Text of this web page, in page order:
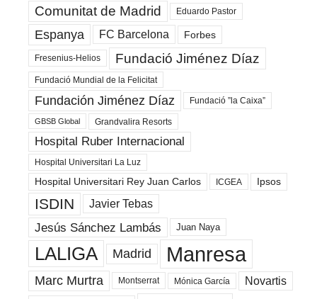
Comunitat de Madrid Eduardo Pastor
Espanya FC Barcelona Forbes
Fresenius-Helios Fundació Jiménez Díaz
Fundació Mundial de la Felicitat
Fundación Jiménez Díaz Fundació ”la Caixa”
GBSB Global Grandvalira Resorts
Hospital Ruber Internacional
Hospital Universitari La Luz
Hospital Universitari Rey Juan Carlos ICGEA Ipsos
ISDIN Javier Tebas
Jesús Sánchez Lambás Juan Naya
LALIGA Madrid Manresa
Marc Murtra Montserrat Mónica García Novartis